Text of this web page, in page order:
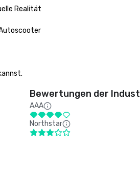
Realität
Bewertungen der
AAA
Northstar